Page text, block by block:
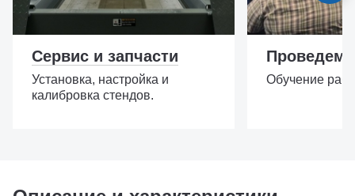
Сервис и запчасти
Установка, настройка и
калибровка стендов.
Проведем
Обучение